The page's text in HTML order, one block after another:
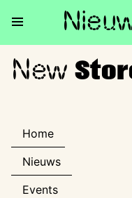
New Store
New
Home
Nieuws
Events